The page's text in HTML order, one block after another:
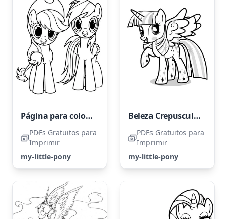
Página para colorir My Little Pony com Applejack e Rainbow Dash
PDFs Gratuitos para
Imprimir
my-little-pony
Beleza Crepuscular da Twilight Sparkle
PDFs Gratuitos para
Imprimir
my-little-pony